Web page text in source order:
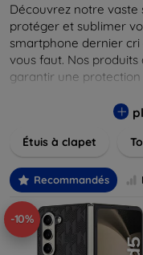
Découvrez notre
protéger et sublimer
smartphone dernier
vous faut. Nos
garantir une
allant des modèles
matériaux de haute
parfait pour exprimer
durabilité de votre
Étuis à clapet
Recommandés
-10%